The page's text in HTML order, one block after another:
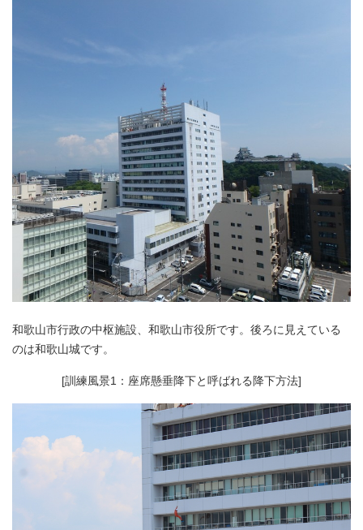
和歌山市行政の中枢施設、和歌山市役所です。後ろに見えている
のは和歌山城です。
[訓練風景1：座席懸垂降下と呼ばれる降下方法]